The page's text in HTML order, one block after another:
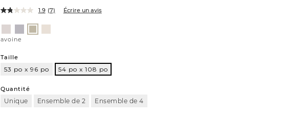
1.9 (7) Écrire un avis
Variations
pâle
avoine
Taille
53 po x 96 po 54 po x 108 po
po
x
108
Quantité
Unique Ensemble de 2 Ensemble de 4